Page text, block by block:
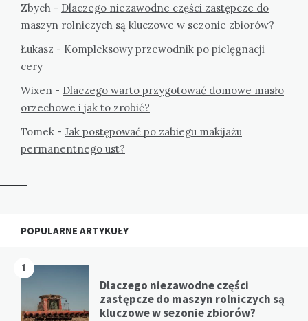
Zbych - Dlaczego niezawodne części zastępcze do
maszyn rolniczych są kluczowe w sezonie zbiorów?
Łukasz - Kompleksowy przewodnik po pielęgnacji
cery
Wixen - Dlaczego warto przygotować domowe masło
orzechowe i jak to zrobić?
Tomek - Jak postępować po zabiegu makijażu
permanentnego ust?
Widgets
POPULARNE ARTYKUŁY
1
Dlaczego niezawodne części
zastępcze do maszyn rolniczych są
kluczowe w sezonie zbiorów?